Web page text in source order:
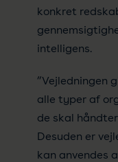
konkret
intelligens.
”Vejledningen
alle typer af
de skal
Desuden er
kan anvendes